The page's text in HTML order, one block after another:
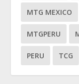
MTG MEXICO
MTGPERU
PERU TCG